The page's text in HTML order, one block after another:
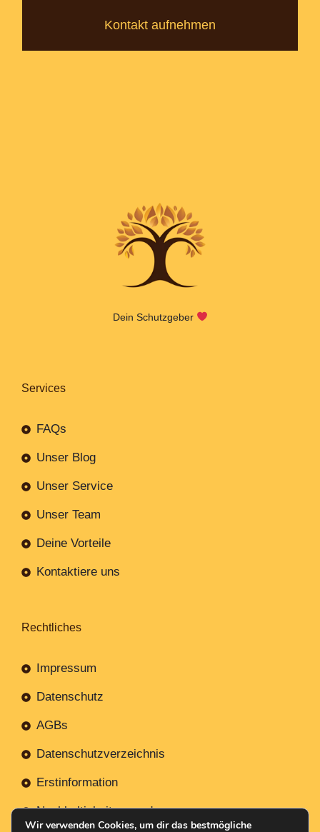
Kontakt aufnehmen
Dein Schutzgeber
Services
FAQs
Unser Blog
Unser Service
Unser Team
Deine Vorteile
Kontaktiere uns
Rechtliches
Impressum
Datenschutz
AGBs
Datenschutzverzeichnis
Erstinformation
Nachhaltigkeitsverordnung
Wir verwenden Cookies, um dir das bestmögliche